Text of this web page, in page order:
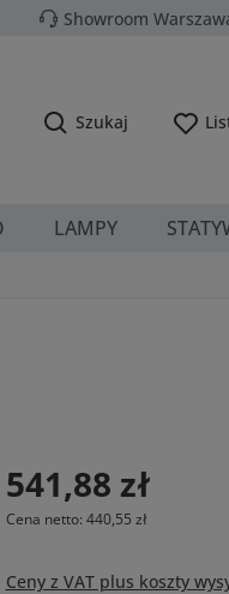
Showroom
Szukaj
LAMPY
Cena regularna:
541,88 zł
Cena netto: 440,55 zł
Ceny z VAT plus koszty